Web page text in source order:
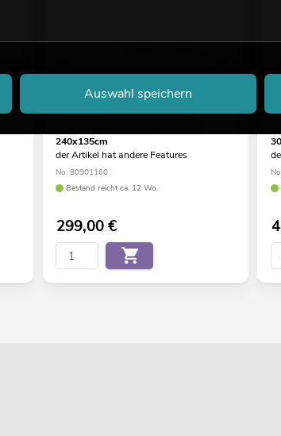
240x135cm
der Artikel hat andere Features
No. 80901160
Bestand reicht ca. 12 Wo.
299,00€
Auswahl speichern